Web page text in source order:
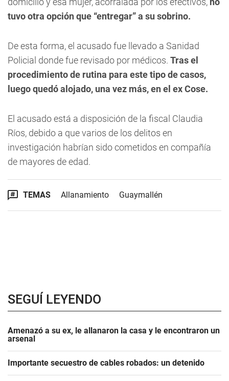
tuvo otra opción que “entregar” a su sobrino.
De esta forma, el acusado fue llevado a Sanidad
Policial donde fue revisado por médicos. Tras el
procedimiento de rutina para este tipo de casos,
luego quedó alojado, una vez más, en el ex Cose.
El acusado está a disposición de la fiscal Claudia
Ríos, debido a que varios de los delitos en
investigación habrían sido cometidos en compañía
de mayores de edad.
TEMAS Allanamiento Guaymallén
SEGUÍ LEYENDO
Amenazó a su ex, le allanaron la casa y le encontraron un
arsenal
Importante secuestro de cables robados: un detenido